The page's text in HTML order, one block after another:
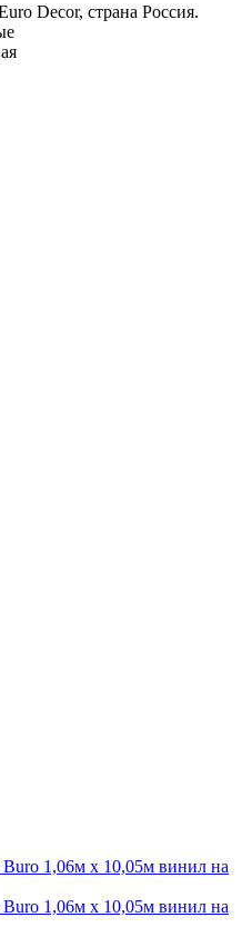
Decor, страна Россия.
1,06м х 10,05м винил на
1,06м х 10,05м винил на